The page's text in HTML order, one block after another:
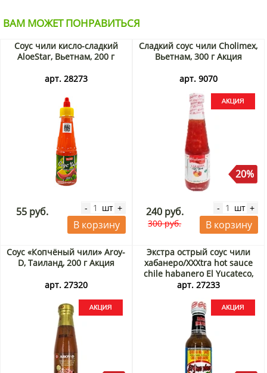
ВАМ МОЖЕТ ПОНРАВИТЬСЯ
Соус чили кисло-сладкий
AloeStar, Вьетнам, 200 г
арт. 28273
55 руб. - шт +
В корзину
Сладкий соус чили Cholimex,
Вьетнам, 300 г Акция
арт. 9070
20%
240 руб.
300 руб.
- шт +
В корзину
Соус «Копчёный чили» Aroy-
D, Таиланд, 200 г Акция
арт. 27320
Экстра острый соус чили
хабанеро/XXXtra hot sauce
chile habanero El Yucateco,
Мексика, 120 мл Акция
арт. 27233